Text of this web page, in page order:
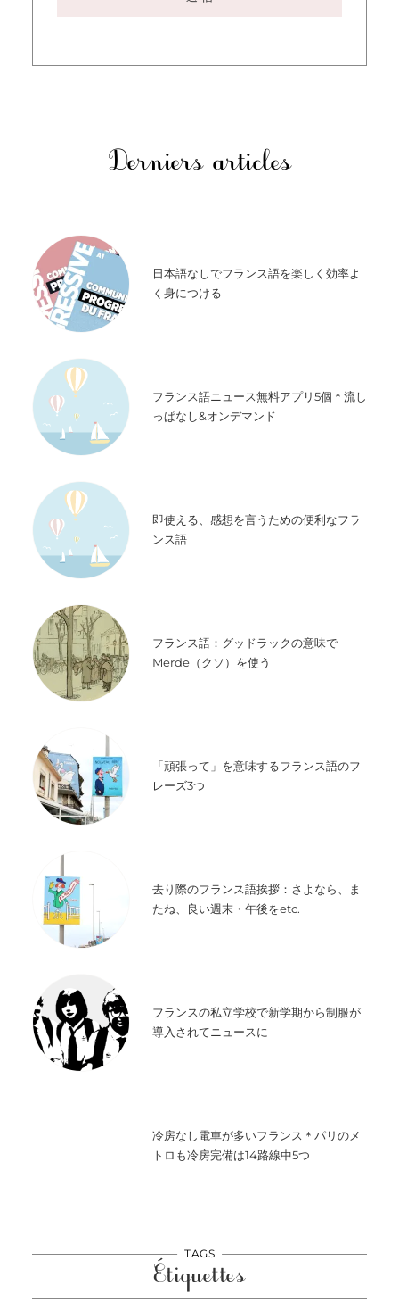
Derniers articles
日本語なしでフランス語を楽しく効率よ
く身につける
フランス語ニュース無料アプリ5個＊流し
っぱなし&オンデマンド
即使える、感想を言うための便利なフラ
ンス語
フランス語：グッドラックの意味で
Merde（クソ）を使う
「頑張って」を意味するフランス語のフ
レーズ3つ
去り際のフランス語挨拶：さよなら、ま
たね、良い週末・午後をetc.
フランスの私立学校で新学期から制服が
導入されてニュースに
冷房なし電車が多いフランス＊パリのメ
トロも冷房完備は14路線中5つ
TAGS
Étiquettes